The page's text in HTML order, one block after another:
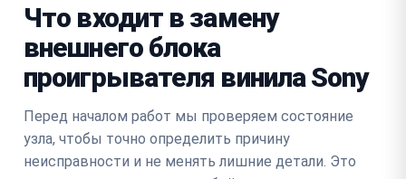
Что входит в замену
внешнего блока
проигрывателя винила Sony
Перед началом работ мы проверяем состояние
узла, чтобы точно определить причину
неисправности и не менять лишние детали. Это